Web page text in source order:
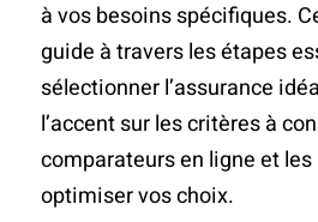
à vos besoins spécifiques.
guide à travers les étapes
sélectionner l’assurance
l’accent sur les critères à
comparateurs en ligne et
optimiser vos choix.